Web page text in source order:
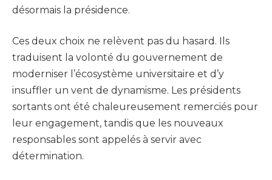
désormais la présidence.
Ces deux choix ne relèvent pas du hasard. Ils
traduisent la volonté du gouvernement de
moderniser l’écosystème universitaire et d’y
insuffler un vent de dynamisme. Les présidents
sortants ont été chaleureusement remerciés pour
leur engagement, tandis que les nouveaux
responsables sont appelés à servir avec
détermination.